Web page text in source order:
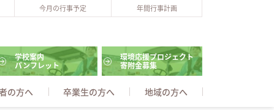
今月の行事予定 年間行事計画
学校案内
パンフレット
環境応援プロジェクト
寄附金募集
の方へ 卒業生の方へ 地域の方へ